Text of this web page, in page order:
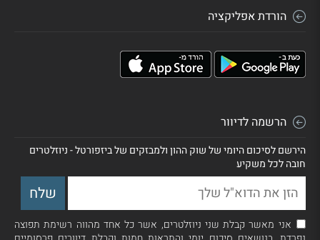
הורדת אפליקציה
הרשמה לדיוור
הירשם לסיכום היומי של שוק ההון ולמבזקים של ביזפורטל - ניוזלטרים
חובה לכל משקיע
אני מאשר קבלת שני ניוזלטרים, אשר כל אחד מהווה רשימת תפוצה